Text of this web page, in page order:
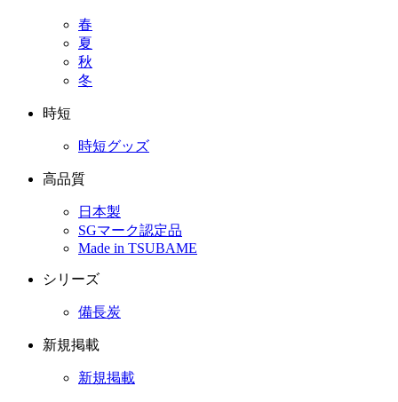
春
夏
秋
冬
時短
時短グッズ
高品質
日本製
SGマーク認定品
Made in TSUBAME
シリーズ
備長炭
新規掲載
新規掲載